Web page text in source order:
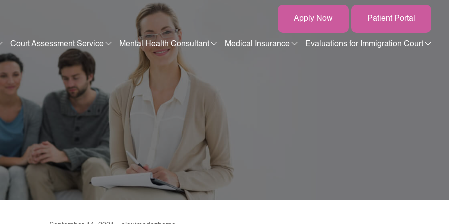
Court Assessment Service Mental Health Consultant Medical Insurance Evaluations for Immigration Court
Apply Now Patient Portal